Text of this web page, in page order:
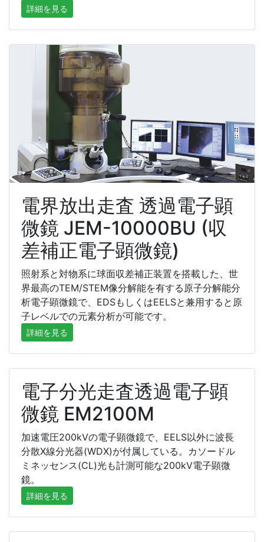
詳細を見る
電界放出走査 透過電子顕
微鏡 JEM-10000BU (収
差補正電子顕微鏡)
照射系と対物系に球面収差補正装置を搭載した、世
界最高のTEM/STEM像分解能を有する原子分解能分
析電子顕微鏡で、EDSもしくはEELSと兼用すると原
子レベルでの元素分析が可能です。
詳細を見る
電子分光走査透過電子顕
微鏡 EM2100M
加速電圧200kVの電子顕微鏡で、EELS以外に波長
分散X線分光器(WDX)が付属している。カソードル
ミネッセンス(CL)光も計測可能な200kV電子顕微
鏡。
詳細を見る